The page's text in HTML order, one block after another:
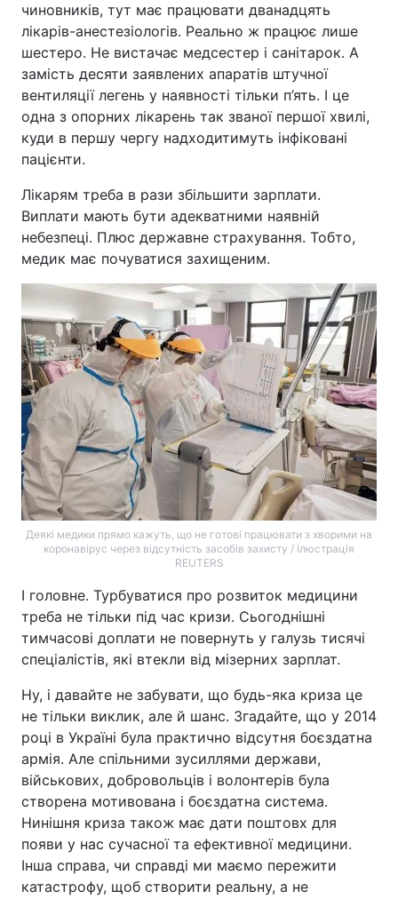
чиновників, тут має працювати дванадцять
лікарів-анестезіологів. Реально ж працює лише
шестеро. Не вистачає медсестер і санітарок. А
замість десяти заявлених апаратів штучної
вентиляції легень у наявності тільки п’ять. І це
одна з опорних лікарень так званої першої хвилі,
куди в першу чергу надходитимуть інфіковані
пацієнти.
Лікарям треба в рази збільшити зарплати.
Виплати мають бути адекватними наявній
небезпеці. Плюс державне страхування. Тобто,
медик має почуватися захищеним.
Деякі медики прямо кажуть, що не готові працювати з хворими на
коронавірус через відсутність засобів захисту / Ілюстрація
REUTERS
І головне. Турбуватися про розвиток медицини
треба не тільки під час кризи. Сьогоднішні
тимчасові доплати не повернуть у галузь тисячі
спеціалістів, які втекли від мізерних зарплат.
Ну, і давайте не забувати, що будь-яка криза це
не тільки виклик, але й шанс. Згадайте, що у 2014
році в Україні була практично відсутня боєздатна
армія. Але спільними зусиллями держави,
військових, добровольців і волонтерів була
створена мотивована і боєздатна система.
Нинішня криза також має дати поштовх для
появи у нас сучасної та ефективної медицини.
Інша справа, чи справді ми маємо пережити
катастрофу, щоб створити реальну, а не